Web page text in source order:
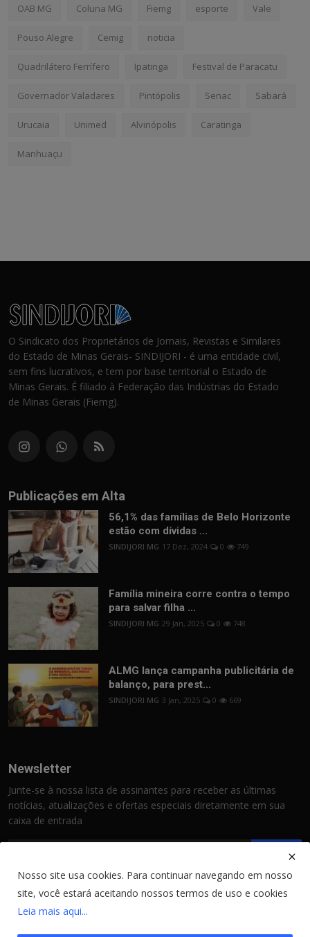
OAB MG Coluna MG Fiemg esporte Vale
Pouso Alegre Cemig noticia
Quadrilátero Ferrífero Ipatinga Festival de Paracatu
Governador Valadares Pintópolis Senac Sabará
Urucaia Unimed Alvinópolis Caratinga
Manhuaçu
O Sindicato dos Proprietários de Jornais, Revistas e Similares
do Estado de Minas Gerais- SINDIJORI - é uma entidade civil,
sem fins lucrativos, e tem por base territorial o Estado de
Minas Gerais. É filiado à Federação das Indústrias do Estado
de Minas Gerais (Fiemg).
Publicações em Alta
56,1% das famílias de Belo Horizonte
estão com dívidas ...
SINDIJORI MG 17 Dez, 2024 0 749
Família mineira corre contra o tempo
para salvar filha ...
SINDIJORI MG 29 Jan, 2025 0 748
ALMG lança campanha publicitária de
balanço, para prest...
SINDIJORI MG 3 Jan, 2025 0 669
Newsletter
Junte-se à nossa lista de assinantes para receber as últimas
notícias, atualizações e ofertas especiais diretamente em sua
caixa de entrada
Assinar
Nosso site usa cookies. Para continuar navegando em nosso
site, você estará aceitando nossos termos de uso e cookies
Leia mais aqui...